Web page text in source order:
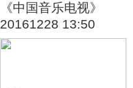
《中国音乐电视》
20161228 13:50